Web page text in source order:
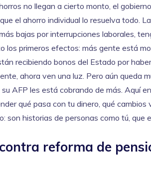
no llegan a cierto monto, el
el ahorro individual lo resuelva todo.
bajas por interrupciones laborales,
los primeros efectos: más gente está
recibiendo bonos del Estado por
ahora ven una luz. Pero aún queda
AFP les está cobrando de más. Aquí
qué pasa con tu dinero, qué cambios
son historias de personas como tú, que
reforma de